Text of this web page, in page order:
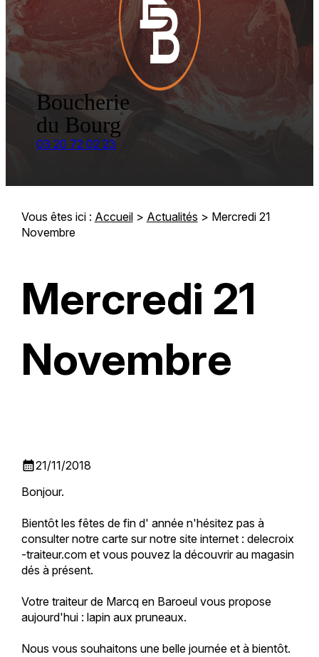
Boucherie
du Bourg
03 20 72 02 23
Vous êtes ici : Accueil> Actualités > Mercredi 21
Novembre
Mercredi 21
Novembre
calendar_month21/11/2018
Bonjour.
Bientôt les fêtes de fin d' année n'hésitez pas à
consulter notre carte sur notre site internet : delecroix
-traiteur.com et vous pouvez la découvrir au magasin
dés à présent.
Votre traiteur de Marcq en Baroeul vous propose
aujourd'hui : lapin aux pruneaux.
Nous vous souhaitons une belle journée et à bientôt.